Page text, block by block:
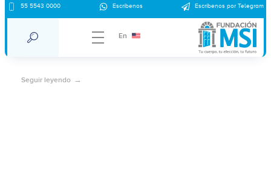
55 5543 0000 Escríbenos Escríbenos por Telegram
En
Despenalización del aborto en México
Seguir leyendo